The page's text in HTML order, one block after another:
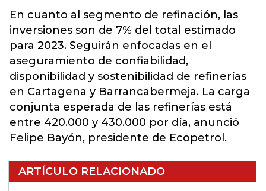
En cuanto al segmento de refinación, las
inversiones son de 7% del total estimado
para 2023. Seguirán enfocadas en el
aseguramiento de confiabilidad,
disponibilidad y sostenibilidad de refinerías
en Cartagena y Barrancabermeja. La carga
conjunta esperada de las refinerías está
entre 420.000 y 430.000 por día, anunció
Felipe Bayón, presidente de Ecopetrol.
ARTÍCULO RELACIONADO